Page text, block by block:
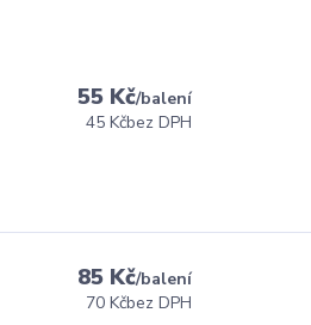
55 Kč/balení
45 Kčbez DPH
85 Kč/balení
70 Kčbez DPH